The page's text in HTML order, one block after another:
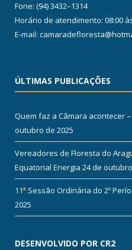
Fone: (94) 3432–1314
Horário de atendimento: 08:00
E-mail:
ÚLTIMAS PUBLICAÇÕES
Quem faz a Câmara acontecer
outubro de 2025
Vereadores de Floresta do
Equatorial Energia 24 de
11ª Sessão Ordinária do 2º
2025
DESENVOLVIDO POR CR2